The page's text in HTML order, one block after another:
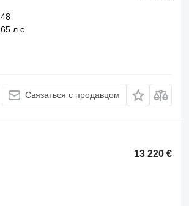
48
65 л.с.
Связаться с продавцом
13 220 €